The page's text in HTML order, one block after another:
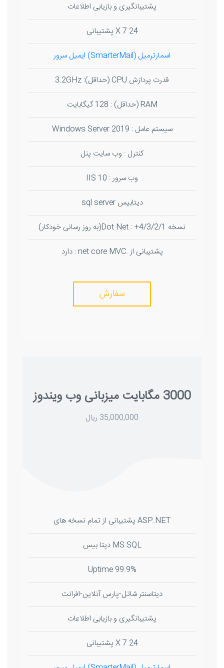
پشتیبانگیری و بازیابی اطلاعات
24 X 7 پشتیبانی
اسمارترمیل (SmarterMail) ایمیل سرور
قدرت پردازش CPU (حداقل): 3.2GHz
RAM (حداقل) : 128 گیگابایت
سیستم عامل : Windows Server 2019
کنترل : وب سایت پنل
وب سرور : IIS 10
دیتابیس sql server
نسخه Dot Net : +4/3/2/1(به روز رسانی خودکار)
پشتیبانی از .net core MVC : دارد
سفارش
3000 مگابایت میزبانی وب ویندوز
35,000,000 ریال
ASP.NET پشتیبانی از تمام نسخه های
MS SQL دیتا بیس
99.9% Uptime
دیتاسنتر شاتل-پارس آنلاین-افرانت
پشتیبانگیری و بازیابی اطلاعات
24 X 7 پشتیبانی